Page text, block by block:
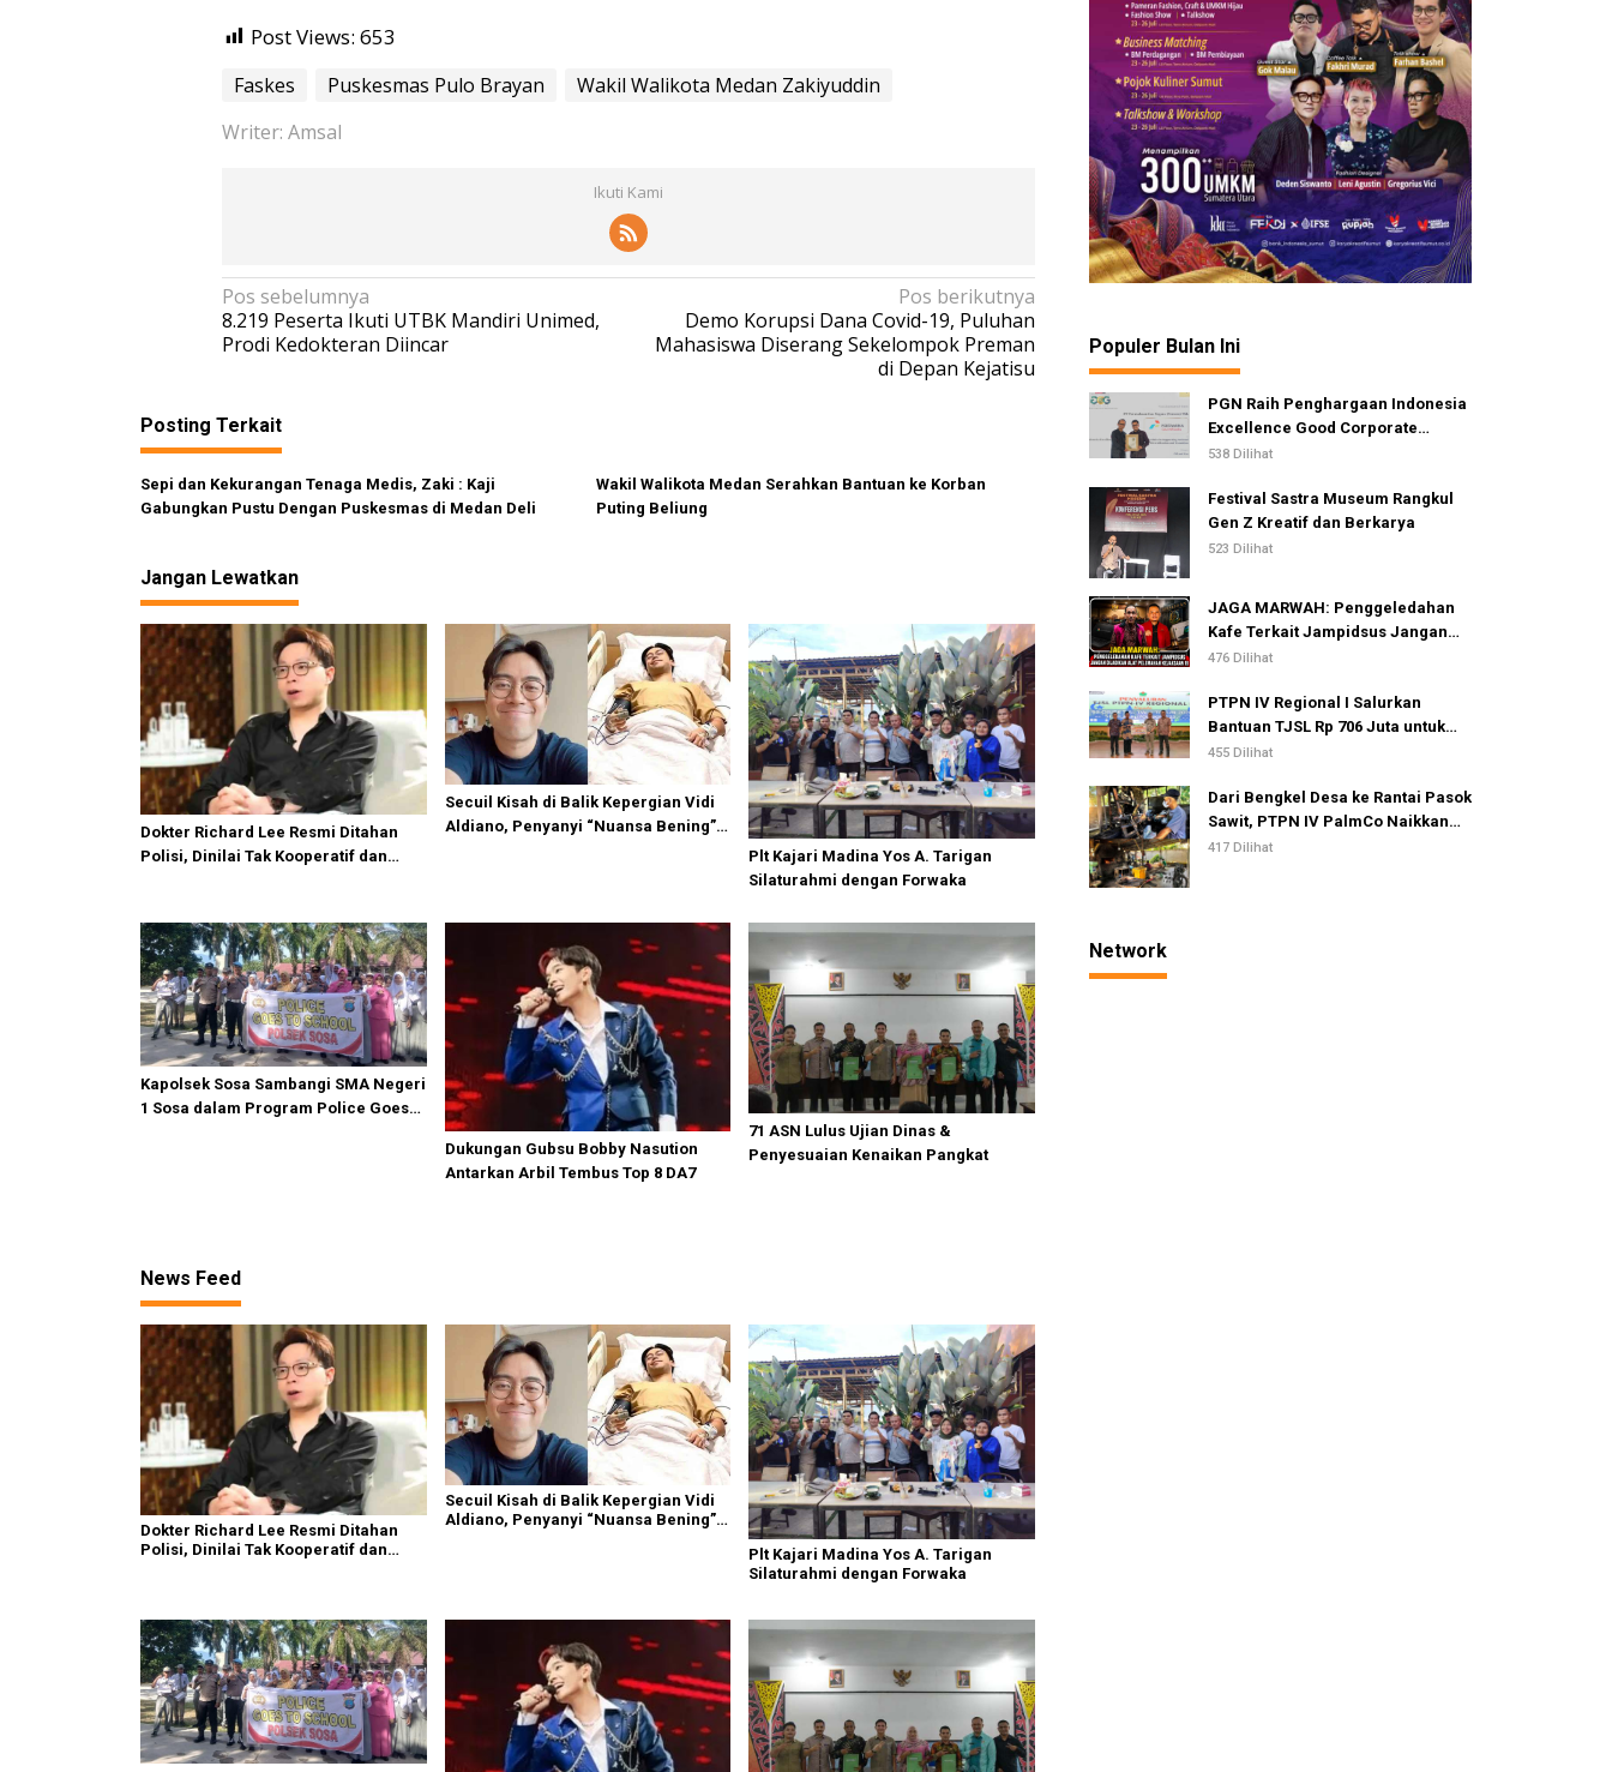
Post Views: 653
Faskes Puskesmas Pulo Brayan
Wakil Walikota Medan Zakiyuddin
Writer: Amsal
Ikuti Kami
N
a
g
a
s
p
o
s
Pos sebelumnya
8.219 Peserta Ikuti UTBK Mandiri Unimed,
Prodi Kedokteran Diincar
Pos berikutnya
Demo Korupsi Dana Covid-19, Puluhan
Mahasiswa Diserang Sekelompok Preman
di Depan Kejatisu
Posting Terkait
Sepi dan Kekurangan Tenaga Medis, Zaki : Kaji
Gabungkan Pustu Dengan Puskesmas di Medan Deli
Wakil Walikota Medan Serahkan Bantuan ke Korban
Puting Beliung
Jangan Lewatkan
Dokter Richard Lee Resmi Ditahan
Polisi, Dinilai Tak Kooperatif dan
Secuil Kisah di Balik Kepergian Vidi
Aldiano, Penyanyi “Nuansa Bening”
Plt Kajari Madina Yos A. Tarigan
Silaturahmi dengan Forwaka
Kapolsek Sosa Sambangi SMA Negeri
1 Sosa dalam Program Police Goes
Dukungan Gubsu Bobby Nasution
Antarkan Arbil Tembus Top 8 DA7
71 ASN Lulus Ujian Dinas &
Penyesuaian Kenaikan Pangkat
News Feed
Dokter Richard Lee Resmi Ditahan
Polisi, Dinilai Tak Kooperatif dan
Secuil Kisah di Balik Kepergian Vidi
Aldiano, Penyanyi “Nuansa Bening”
Plt Kajari Madina Yos A. Tarigan
Silaturahmi dengan Forwaka
Populer Bulan Ini
PGN Raih Penghargaan Indonesia
Excellence Good Corporate
Governance Awards 2026
538 Dilihat
Festival Sastra Museum Rangkul
Gen Z Kreatif dan Berkarya
523 Dilihat
JAGA MARWAH: Penggeledahan
Kafe Terkait Jampidsus Jangan
Dijadikan Alat Pelemahan
476 Dilihat
PTPN IV Regional I Salurkan
Bantuan TJSL Rp 706 Juta untuk
Pembangunan Sosial
455 Dilihat
Dari Bengkel Desa ke Rantai Pasok
Sawit, PTPN IV PalmCo Naikkan
Kelas IKM Pandai Besi
417 Dilihat
Network